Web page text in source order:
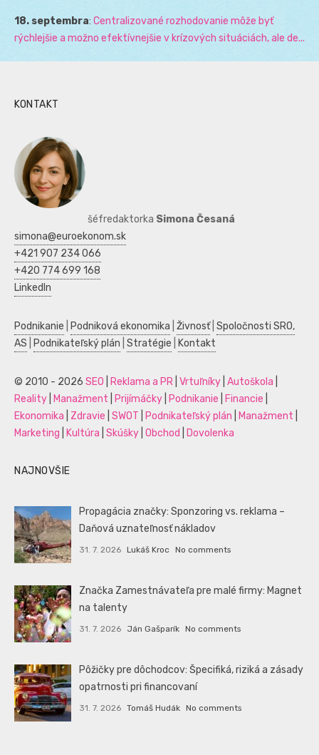
18. septembra: Centralizované rozhodovanie môže byť
rýchlejšie a možno efektívnejšie v krízových situáciách, ale de...
KONTAKT
šéfredaktorka Simona Česaná
simona@euroekonom.sk
+421 907 234 066
+420 774 699 168
LinkedIn
Podnikanie Podniková ekonomika Živnosť| Spoločnosti SRO,
AS
Podnikateľský plán Stratégie Kontakt
© 2010 - 2026 SEO Reklama a PR Vrtuľníky Autoškola
Reality
Manažment Prijímáčky Podnikanie Financie
Ekonomika
Zdravie SWOT Podnikateľský plán Manažment
Marketing
Kultúra Skúšky Obchod Dovolenka
NAJNOVŠIE
Propagácia značky: Sponzoring vs. reklama –
Daňová uznateľnosť nákladov
31. 7. 2026 Lukáš Kroc No comments
Značka Zamestnávateľa pre malé firmy: Magnet
na talenty
31. 7. 2026 Ján Gašparík No comments
Pôžičky pre dôchodcov: Špecifiká, riziká a zásady
opatrnosti pri financovaní
31. 7. 2026 Tomáš Hudák No comments